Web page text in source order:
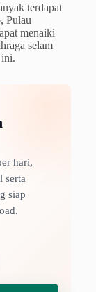
terdapat
Pulau
menaiki
selam
ini.
hari,
serta
siap